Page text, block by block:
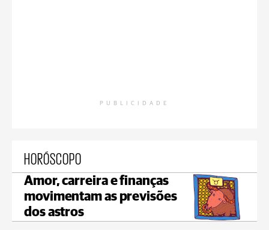
PUBLICIDADE
HORÓSCOPO
Amor, carreira e finanças
movimentam as previsões
dos astros